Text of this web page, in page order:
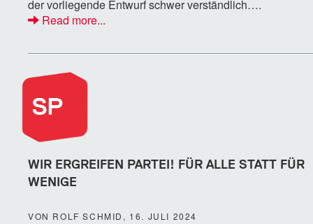
der vorliegende Entwurf schwer verständlich….
Read more...
WIR ERGREIFEN PARTEI! FÜR ALLE STATT FÜR
WENIGE
VON ROLF SCHMID, 16. JULI 2024